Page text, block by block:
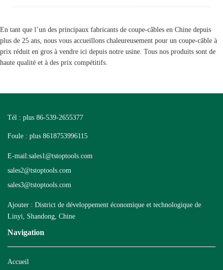
En tant que l’un des principaux fabricants de coupe-câbles en Chine depuis
plus de 25 ans, nous vous accueillons chaleureusement pour un coupe-câble à
prix réduit en gros à vendre ici depuis notre usine. Tous nos produits sont de
haute qualité et à des prix compétitifs.
Tél : plus 86-539-2655377
Foule : plus 8618753996115
E-mail:sales1@tstoptools.com
sales2@tstoptools.com
sales3@tstoptools.com
Ajouter : District de développement économique et technologique de
Linyi, Shandong, Chine
Navigation
Accueil